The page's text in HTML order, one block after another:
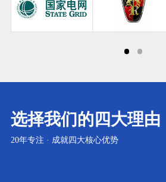
选择我们的四大理由
20年专注 · 成就四大核心优势